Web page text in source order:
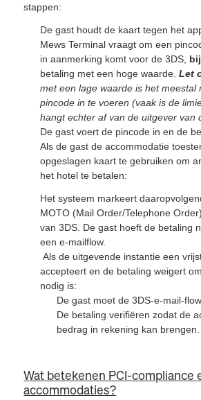
stappen:
De gast houdt de kaart tegen het
Mews Terminal vraagt om een
in aanmerking komt voor de 3DS,
betaling met een hoge waarde.Let
met een lage waarde is het meestal
pincode in te voeren (vaak is de
hangt echter af van de uitgever van
De gast voert de pincode in en de
Als de gast de accommodatie
opgeslagen kaart te gebruiken om
het hotel te betalen:
Het systeem markeert
MOTO (Mail Order/Telephone
van 3DS. De gast hoeft de betaling
een e-mailflow.
Als de uitgevende instantie een
accepteert en de betaling weigert
nodig is:
De gast moet de 3DS-e-mail-
De betaling verifiëren zodat de
bedrag in rekening kan brengen.
Wat betekenen PCI-compliance
accommodaties?